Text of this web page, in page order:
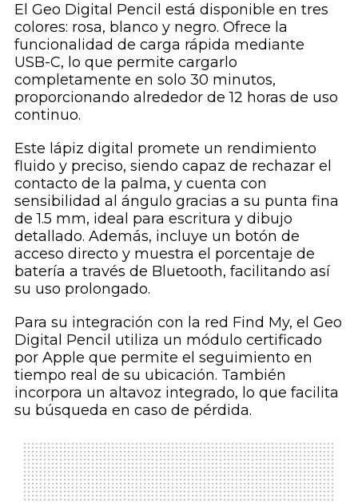
El Geo Digital Pencil está disponible en tres
colores: rosa, blanco y negro. Ofrece la
funcionalidad de carga rápida mediante
USB-C, lo que permite cargarlo
completamente en solo 30 minutos,
proporcionando alrededor de 12 horas de uso
continuo.
Este lápiz digital promete un rendimiento
fluido y preciso, siendo capaz de rechazar el
contacto de la palma, y cuenta con
sensibilidad al ángulo gracias a su punta fina
de 1.5 mm, ideal para escritura y dibujo
detallado. Además, incluye un botón de
acceso directo y muestra el porcentaje de
batería a través de Bluetooth, facilitando así
su uso prolongado.
Para su integración con la red Find My, el Geo
Digital Pencil utiliza un módulo certificado
por Apple que permite el seguimiento en
tiempo real de su ubicación. También
incorpora un altavoz integrado, lo que facilita
su búsqueda en caso de pérdida.